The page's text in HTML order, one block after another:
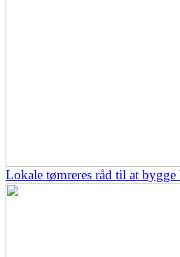
Lokale tømreres råd til at